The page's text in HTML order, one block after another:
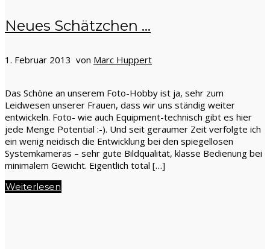
Neues Schätzchen …
1. Februar 2013 von Marc Huppert
Das Schöne an unserem Foto-Hobby ist ja, sehr zum
Leidwesen unserer Frauen, dass wir uns ständig weiter
entwickeln. Foto- wie auch Equipment-technisch gibt es hier
jede Menge Potential :-). Und seit geraumer Zeit verfolgte ich
ein wenig neidisch die Entwicklung bei den spiegellosen
Systemkameras – sehr gute Bildqualität, klasse Bedienung bei
minimalem Gewicht. Eigentlich total […]
Weiterlesen